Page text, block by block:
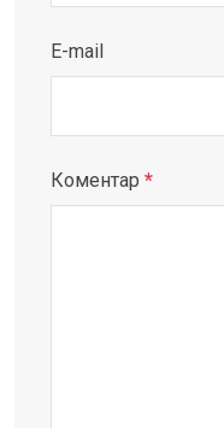
E-mail
Коментар *